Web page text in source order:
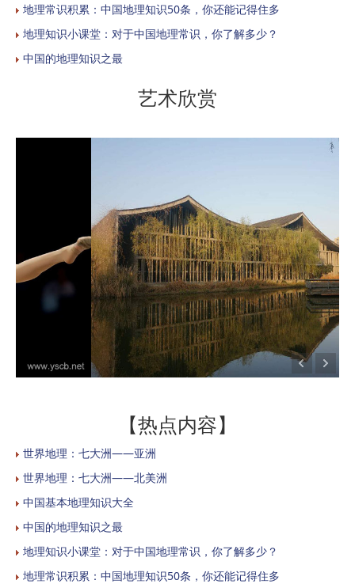
地理常识积累：中国地理知识50条，你还能记得住多
地理知识小课堂：对于中国地理常识，你了解多少？
中国的地理知识之最
艺术欣赏
【热点内容】
世界地理：七大洲——亚洲
世界地理：七大洲——北美洲
中国基本地理知识大全
中国的地理知识之最
地理知识小课堂：对于中国地理常识，你了解多少？
地理常识积累：中国地理知识50条，你还能记得住多